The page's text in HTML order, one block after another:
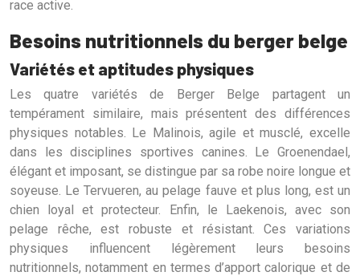
race active.
Besoins nutritionnels du berger belge
Variétés et aptitudes physiques
Les quatre variétés de Berger Belge partagent un
tempérament similaire, mais présentent des différences
physiques notables. Le Malinois, agile et musclé, excelle
dans les disciplines sportives canines. Le Groenendael,
élégant et imposant, se distingue par sa robe noire longue et
soyeuse. Le Tervueren, au pelage fauve et plus long, est un
chien loyal et protecteur. Enfin, le Laekenois, avec son
pelage rêche, est robuste et résistant. Ces variations
physiques influencent légèrement leurs besoins
nutritionnels, notamment en termes d’apport calorique et de